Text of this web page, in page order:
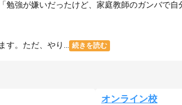
強が嫌いだったけど、家庭教師のガンバで
。ただ、やり... 続きを読む
オンライン校